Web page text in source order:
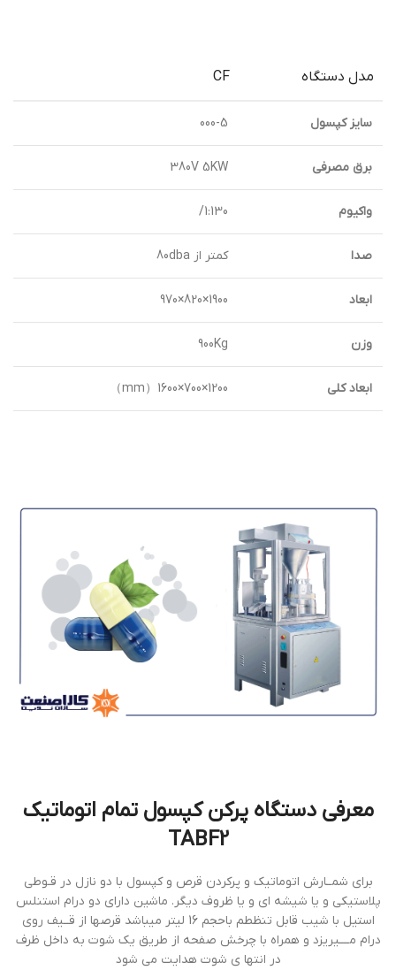
مدل دستگاه CF
سايز کپسول 000-5
برق مصرفي 380V 5KW
واکيوم 1:130/
صدا کمتر از 80dba
ابعاد 1900×820×970
وزن 900Kg
ابعاد کلی 1200×700×1600（mm）
معرفی دستگاه پركن كپسول تمام اتوماتيك
TABF2
براي شمــارش اتوماتيك و پركردن قرص و كپسول با دو نازل در قـوطي
پلاستيكي و يا شيشه ای و يا ظروف ديگر. ماشين داراي دو درام استنلس
استيل با شیب قابل تنظطم باحجم 16 ليتر ميباشد قرصها از قــيف روي
درام مــــيريزد و همراه با چرخش صفحه از طريق يك شوت به داخل ظرف
در انتها ي شوت هدايت می شود